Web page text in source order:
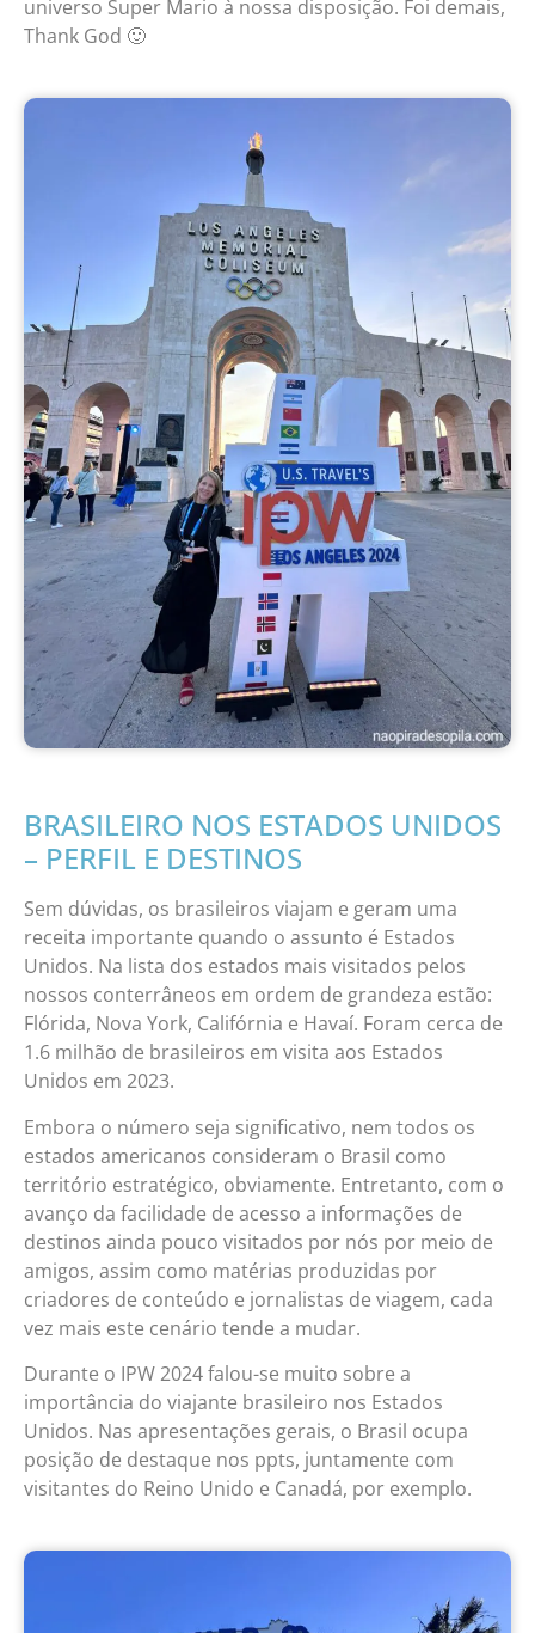
universo Super Mario à nossa disposição. Foi demais,
Thank God 🙂
BRASILEIRO NOS ESTADOS UNIDOS
– PERFIL E DESTINOS
Sem dúvidas, os brasileiros viajam e geram uma
receita importante quando o assunto é Estados
Unidos. Na lista dos estados mais visitados pelos
nossos conterrâneos em ordem de grandeza estão:
Flórida, Nova York, Califórnia e Havaí. Foram cerca de
1.6 milhão de brasileiros em visita aos Estados
Unidos em 2023.
Embora o número seja significativo, nem todos os
estados americanos consideram o Brasil como
território estratégico, obviamente. Entretanto, com o
avanço da facilidade de acesso a informações de
destinos ainda pouco visitados por nós por meio de
amigos, assim como matérias produzidas por
criadores de conteúdo e jornalistas de viagem, cada
vez mais este cenário tende a mudar.
Durante o IPW 2024 falou-se muito sobre a
importância do viajante brasileiro nos Estados
Unidos. Nas apresentações gerais, o Brasil ocupa
posição de destaque nos ppts, juntamente com
visitantes do Reino Unido e Canadá, por exemplo.